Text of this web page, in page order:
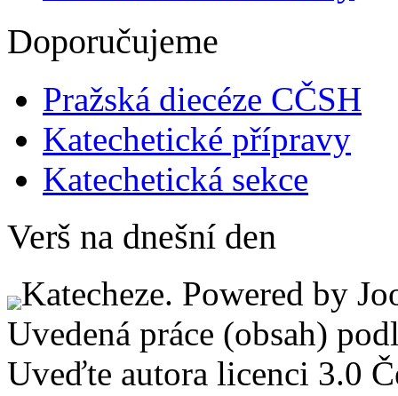
Doporučujeme
Pražská diecéze CČSH
Katechetické přípravy
Katechetická sekce
Verš na dnešní den
Katecheze. Powered by
Uvedená práce (obsah)
Uveďte autora licenci 3.0